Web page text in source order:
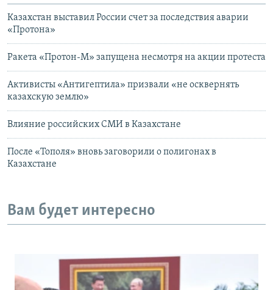
Казахстан выставил России счет за последствия аварии
«Протона»
Ракета «Протон-М» запущена несмотря на акции протеста
Активисты «Антигептила» призвали «не осквернять
казахскую землю»
Влияние российских СМИ в Казахстане
После «Тополя» вновь заговорили о полигонах в
Казахстане
Вам будет интересно